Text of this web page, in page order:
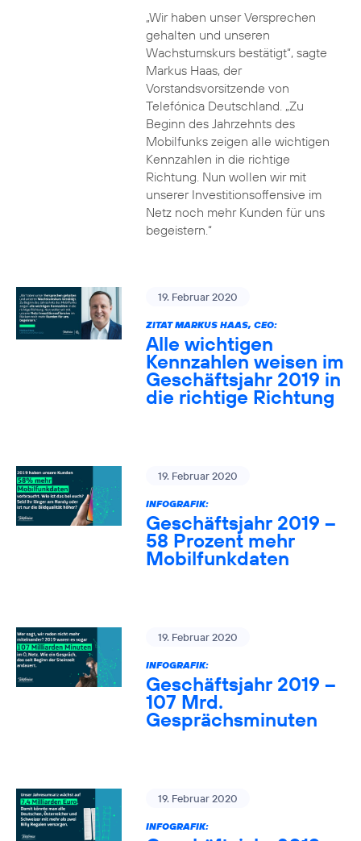
„Wir haben unser Versprechen
gehalten und unseren
Wachstumskurs bestätigt“, sagte
Markus Haas, der
Vorstandsvorsitzende von
Telefónica Deutschland. „Zu
Beginn des Jahrzehnts des
Mobilfunks zeigen alle wichtigen
Kennzahlen in die richtige
Richtung. Nun wollen wir mit
unserer Investitionsoffensive im
Netz noch mehr Kunden für uns
begeistern.“
19. Februar 2020
ZITAT MARKUS HAAS, CEO:
Alle wichtigen
Kennzahlen weisen im
Geschäftsjahr 2019 in
die richtige Richtung
19. Februar 2020
INFOGRAFIK:
Geschäftsjahr 2019 –
58 Prozent mehr
Mobilfunkdaten
19. Februar 2020
INFOGRAFIK:
Geschäftsjahr 2019 –
107 Mrd.
Gesprächsminuten
19. Februar 2020
INFOGRAFIK: